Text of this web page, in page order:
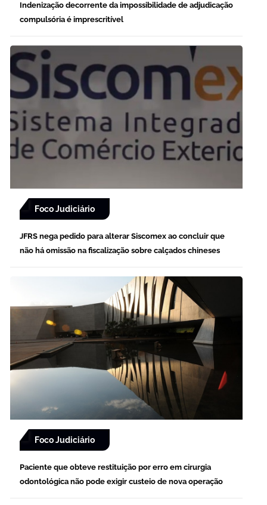
Indenização decorrente da impossibilidade de adjudicação
compulsória é imprescritível
Foco Judiciário
JFRS nega pedido para alterar Siscomex ao concluir que
não há omissão na fiscalização sobre calçados chineses
Foco Judiciário
Paciente que obteve restituição por erro em cirurgia
odontológica não pode exigir custeio de nova operação